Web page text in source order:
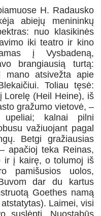
H. Radausko
abiejų menininkų
nuo klasikinės
iki teatro ir kino
į Vysbadeną,
brangiausią turtą:
mano atsivežta apie
Toliau tęsė:
Lorelę (Heil Heine), iš
gražumo vietovė, –
kalnai pilni
važiuojant pagal
Betgi gražiausias
apačioj teka Reinas,
ir į kairę, o tolumoj iš
pamišusios uolos,
dar du kartus
Goethes namą
Laimei, visi
suslėpti. Nuostabūs